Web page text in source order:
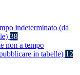
indeterminato (da
38
non a tempo
in tabelle) 12